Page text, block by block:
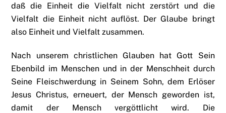
daß die Einheit die Vielfalt nicht zerstört und die
Vielfalt die Einheit nicht auflöst. Der Glaube bringt
also Einheit und Vielfalt zusammen.
Nach unserem christlichen Glauben hat Gott Sein
Ebenbild im Menschen und in der Menschheit durch
Seine Fleischwerdung in Seinem Sohn, dem Erlöser
Jesus Christus, erneuert, der Mensch geworden ist,
damit der Mensch vergöttlicht wird. Die